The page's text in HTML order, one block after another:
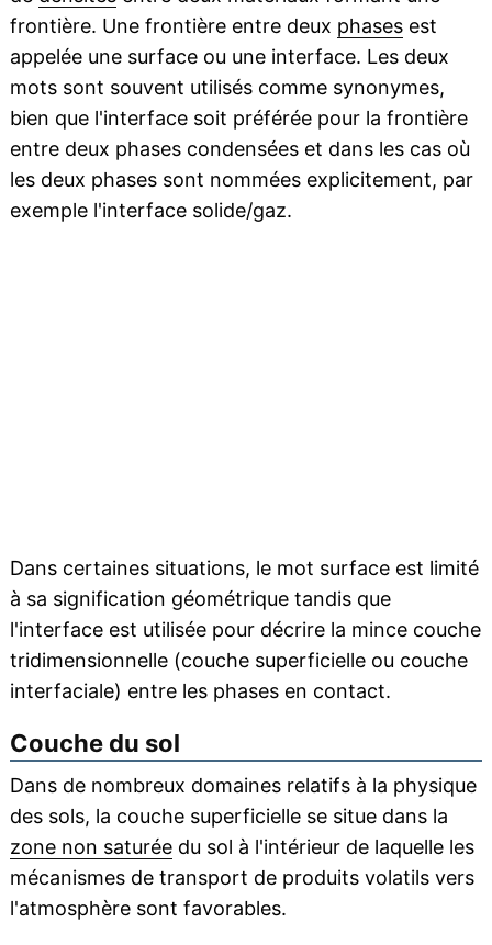
frontière. Une frontière entre deux phasesest
appelée une surface ou une interface. Les deux
mots sont souvent utilisés comme synonymes,
bien que l'interface soit préférée pour la frontière
entre deux phases condensées et dans les cas où
les deux phases sont nommées explicitement, par
exemple l'interface solide/gaz.
Dans certaines situations, le mot surface est limité
à sa signification géométrique tandis que
l'interface est utilisée pour décrire la mince couche
tridimensionnelle (couche superficielle ou couche
interfaciale) entre les phases en contact.
Couche du sol
Dans de nombreux domaines relatifs à la physique
des sols, la couche superficielle se situe dans la
zone non saturéedu sol à l'intérieur de laquelle les
mécanismes de transport de produits volatils vers
l'atmosphère sont favorables.